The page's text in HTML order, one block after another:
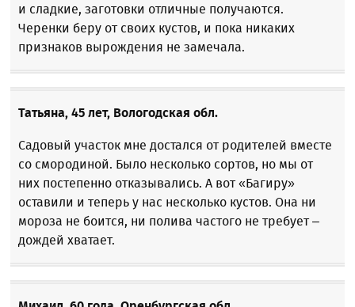
и сладкие, заготовки отличные получаются.
Черенки беру от своих кустов, и пока никаких
признаков вырождения не замечала.
Татьяна, 45 лет, Вологодская обл.
Садовый участок мне достался от родителей вместе
со смородиной. Было несколько сортов, но мы от
них постепенно отказывались. А вот «Багиру»
оставили и теперь у нас несколько кустов. Она ни
мороза не боится, ни полива частого не требует –
дождей хватает.